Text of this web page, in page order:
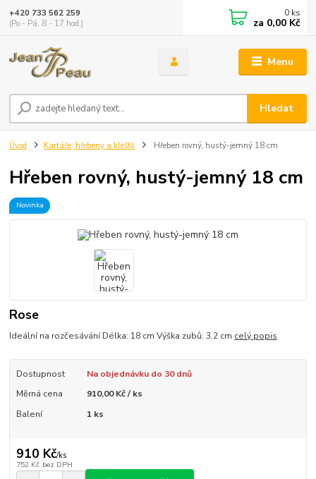
Menu
Hledat
+420 733 562 259
(Po - Pá, 8 - 17 hod.)
0 ks
za 0,00 Kč
Úvod Kartáče, hřebeny a kleště Hřeben rovný, hustý-jemný 18 cm
Hřeben rovný, hustý-jemný 18 cm
Novinka
Rose
Ideální na rozčesávání Délka: 18 cm Výška zubů: 3,2 cm celý popis
Dostupnost
Na objednávku do 30 dnů
Měrná cena
910,00 Kč / ks
Balení
1 ks
910 Kč/ks
752 Kč bez DPH